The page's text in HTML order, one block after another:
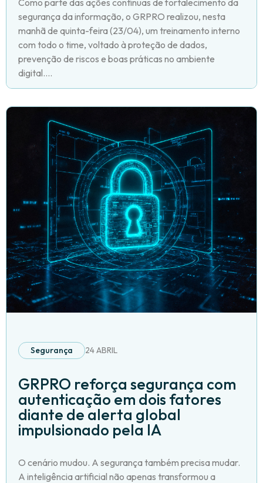
segurança da informação, o GRPRO realizou, nesta
manhã de quinta-feira (23/04), um treinamento interno
com todo o time, voltado à proteção de dados,
prevenção de riscos e boas práticas no ambiente
digital....
Segurança 24 ABRIL
GRPRO reforça segurança com
autenticação em dois fatores
diante de alerta global
impulsionado pela IA
O cenário mudou. A segurança também precisa mudar.
A inteligência artificial não apenas transformou a